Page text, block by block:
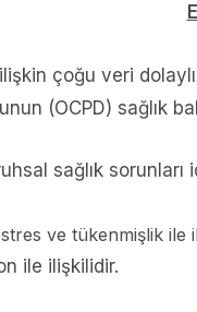
çoğu veri
(OCPD) sağlık
sağlık sorunları
ve tükenmişlik ile
ile ilişkilidir.